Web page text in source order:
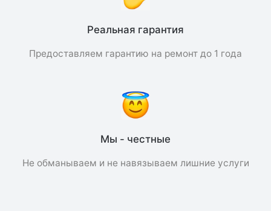
Реальная гарантия
Предоставляем гарантию на ремонт до 1 года
Мы - честные
Не обманываем и не навязываем лишние услуги